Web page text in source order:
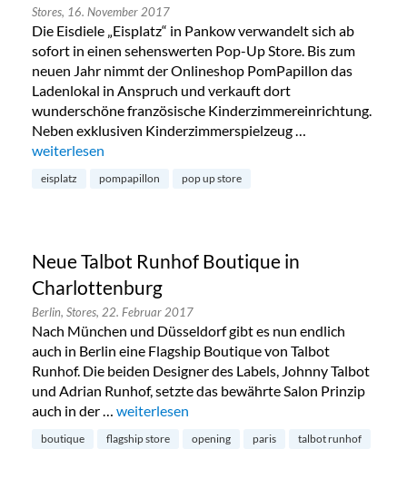
Stores, 16. November 2017
Die Eisdiele „Eisplatz“ in Pankow verwandelt sich ab
sofort in einen sehenswerten Pop-Up Store. Bis zum
neuen Jahr nimmt der Onlineshop PomPapillon das
Ladenlokal in Anspruch und verkauft dort
wunderschöne französische Kinderzimmereinrichtung.
Neben exklusiven Kinderzimmerspielzeug …
„PomPapillon Pop-Up Store in Pankow“
weiterlesen
eisplatz pompapillon pop up store
Neue Talbot Runhof Boutique in
Charlottenburg
Berlin, Stores, 22. Februar 2017
Nach München und Düsseldorf gibt es nun endlich
auch in Berlin eine Flagship Boutique von Talbot
Runhof. Die beiden Designer des Labels, Johnny Talbot
und Adrian Runhof, setzte das bewährte Salon Prinzip
auch in der … „Neue Talbot Runhof Boutique in
weiterlesen
boutique flagship store opening paris talbot runhof